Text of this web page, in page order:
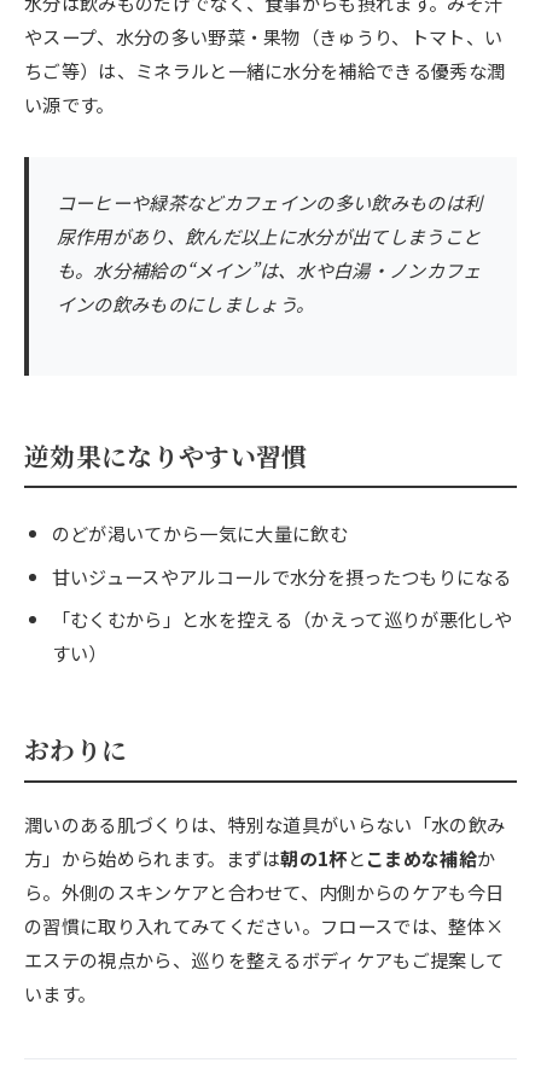
やスープ、水分の多い野菜・果物（きゅうり、トマト、い
ちご等）は、ミネラルと一緒に水分を補給できる優秀な潤
い源です。
コーヒーや緑茶などカフェインの多い飲みものは利
尿作用があり、飲んだ以上に水分が出てしまうこと
も。水分補給の“メイン”は、水や白湯・ノンカフェ
インの飲みものにしましょう。
逆効果になりやすい習慣
のどが渇いてから一気に大量に飲む
甘いジュースやアルコールで水分を摂ったつもりになる
「むくむから」と水を控える（かえって巡りが悪化しや
すい）
おわりに
潤いのある肌づくりは、特別な道具がいらない「水の飲み
方」から始められます。まずは朝の1杯とこまめな補給か
ら。外側のスキンケアと合わせて、内側からのケアも今日
の習慣に取り入れてみてください。フロースでは、整体×
エステの視点から、巡りを整えるボディケアもご提案して
います。